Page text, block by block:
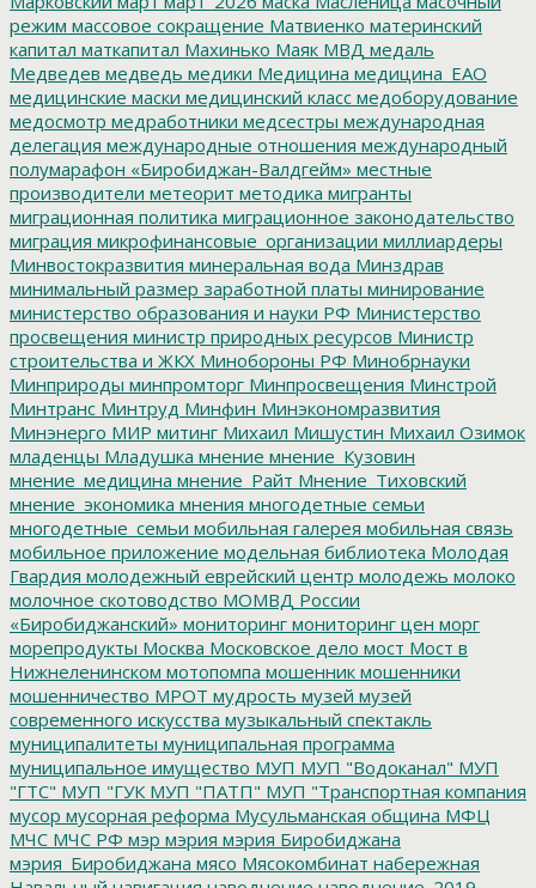
режим массовое сокращение Матвиенко материнский
капитал маткапитал Махинько Маяк МВД медаль
Медведев медведь медики Медицина медицина_ЕАО
медицинские маски медицинский класс медоборудование
медосмотр медработники медсестры международная
делегация международные отношения международный
полумарафон «Биробиджан-Валдгейм» местные
производители метеорит методика мигранты
миграционная политика миграционное законодательство
миграция микрофинансовые_организации миллиардеры
Минвостокразвития минеральная вода Минздрав
минимальный размер заработной платы минирование
министерство образования и науки РФ Министерство
просвещения министр природных ресурсов Министр
строительства и ЖКХ Минобороны РФ Минобрнауки
Минприроды минпромторг Минпросвещения Минстрой
Минтранс Минтруд Минфин Минэкономразвития
Минэнерго МИР митинг Михаил Мишустин Михаил Озимок
младенцы Младушка мнение мнение_Кузовин
мнение_медицина мнение_Райт Мнение_Тиховский
мнение_экономика мнения многодетные семьи
многодетные_семьи мобильная галерея мобильная связь
мобильное приложение модельная библиотека Молодая
Гвардия молодежный еврейский центр молодежь молоко
молочное скотоводство МОМВД России
«Биробиджанский» мониторинг мониторинг цен морг
морепродукты Москва Московское дело мост Мост в
Нижнеленинском мотопомпа мошенник мошенники
мошенничество МРОТ мудрость музей музей
современного искусства музыкальный спектакль
муниципалитеты муниципальная программа
муниципальное имущество МУП МУП "Водоканал" МУП
"ГТС" МУП "ГУК МУП "ПАТП" МУП "Транспортная компания
мусор мусорная реформа Мусульманская община МФЦ
МЧС МЧС РФ мэр мэрия мэрия Биробиджана
мэрия_Биробиджана мясо Мясокомбинат набережная